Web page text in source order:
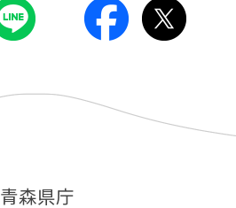
青森県庁